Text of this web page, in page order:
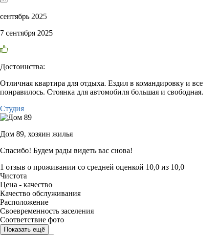
сентябрь 2025
7 сентября 2025
Достоинства:
Отличная квартира для отдыха. Ездил в командировку и все
понравилось. Стоянка для автомобиля большая и свободная.
Студия
Дом 89, хозяин жилья
Спасибо! Будем рады видеть вас снова!
1 отзыв о проживании со средней оценкой 10,0 из 10,0
Чистота
Цена - качество
Качество обслуживания
Расположение
Своевременность заселения
Соответствие фото
Показать ещё